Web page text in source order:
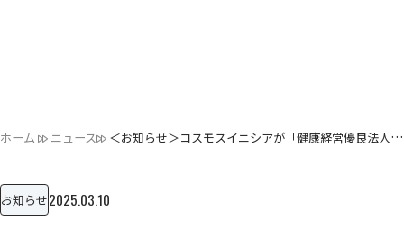
ホーム ニュース ＜お知らせ＞コスモスイニシアが「健康経営優良法人2025」に認…
お知らせ2025.03.10